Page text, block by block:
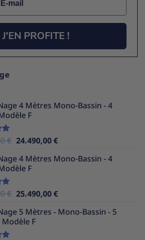
J'EN PROFITE !
4 Mètres Mono-Bassin - 4
F
€ Le
initial
était :
24.490,00€Le
actuel
4 Mètres Mono-Bassin - 4
F
€ Le
initial
était :
25.490,00€Le
actuel
5 Mètres - Mono-Bassin - 5
Modèle F